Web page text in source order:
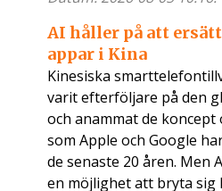
AI håller på att
appar i Kina
Kinesiska
varit efterföljare på den
och anammat de
som Apple och Google
de senaste 20 åren. Men
en möjlighet att bryta sig